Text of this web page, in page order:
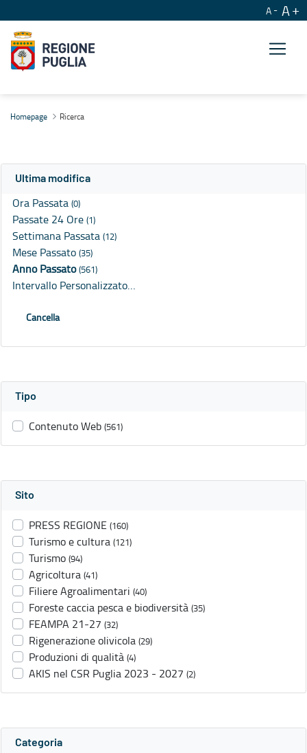
A A
Homepage Ricerca
Ultima modifica
Ora Passata (0)
Passate 24 Ore (1)
Settimana Passata (12)
Mese Passato (35)
Anno Passato(561)
Intervallo Personalizzato…
Cancella
Tipo
Contenuto Web (561)
Sito
PRESS REGIONE (160)
Turismo e cultura (121)
Turismo (94)
Agricoltura (41)
Filiere Agroalimentari (40)
Foreste caccia pesca e biodiversità (35)
FEAMPA 21-27 (32)
Rigenerazione olivicola (29)
Produzioni di qualità (4)
AKIS nel CSR Puglia 2023 - 2027 (2)
Categoria